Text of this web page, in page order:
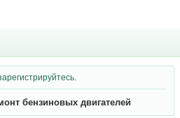
бензиновых двигателей